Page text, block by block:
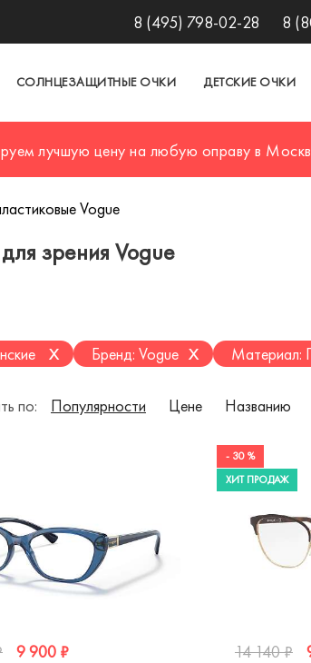
8 (495) 798-02-28 8
СОЛНЦЕЗАЩИТНЫЕ ОЧКИ ДЕТСКИЕ ОЧКИ
лучшую цену на любую оправу в
Vogue
зрения Vogue
x Бренд: Vogue x Материал:
по: Популярности Цене Названию
9 900 ₽
- 30 %
ХИТ ПРОДАЖ
14 140 ₽